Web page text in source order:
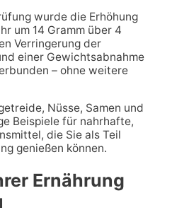
wurde die Erhöhung
um 14 Gramm über 4
Verringerung der
einer Gewichtsabnahme
– ohne weitere
Nüsse, Samen und
Beispiele für nahrhafte,
die Sie als Teil
genießen können.
Ernährung